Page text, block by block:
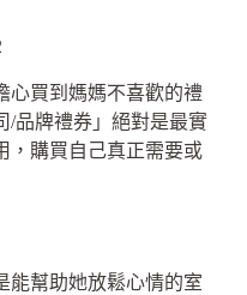
心買到媽媽不喜歡的禮
/品牌禮券」絕對是最實
，購買自己真正需要或
能幫助她放鬆心情的室